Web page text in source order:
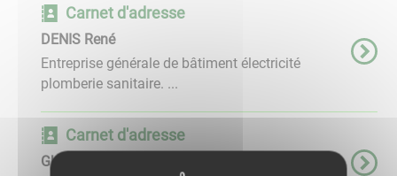
Carnet d'adresse
DENIS René
Entreprise générale de bâtiment électricité
plomberie sanitaire. ...
Carnet d'adresse
GUILLEROT Vincent